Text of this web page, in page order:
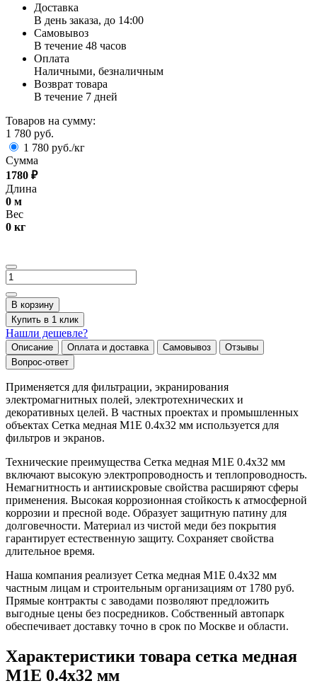
Доставка
В день заказа, до 14:00
Самовывоз
В течение 48 часов
Оплата
Наличными, безналичным
Возврат товара
В течение 7 дней
Товаров на сумму:
1 780 руб.
1 780 руб./кг
Сумма
1780 ₽
Длина
0 м
Вес
0 кг
В корзину
Купить в 1 клик
Нашли дешевле?
Описание Оплата и доставка Самовывоз
Отзывы
Вопрос-ответ
Применяется для фильтрации, экранирования
электромагнитных полей, электротехнических и
декоративных целей. В частных проектах и промышленных
объектах Сетка медная М1Е 0.4х32 мм используется для
фильтров и экранов.
Технические преимущества Сетка медная М1Е 0.4х32 мм
включают высокую электропроводность и теплопроводность.
Немагнитность и антиискровые свойства расширяют сферы
применения. Высокая коррозионная стойкость к атмосферной
коррозии и пресной воде. Образует защитную патину для
долговечности. Материал из чистой меди без покрытия
гарантирует естественную защиту. Сохраняет свойства
длительное время.
Наша компания реализует Сетка медная М1Е 0.4х32 мм
частным лицам и строительным организациям от 1780 руб.
Прямые контракты с заводами позволяют предложить
выгодные цены без посредников. Собственный автопарк
обеспечивает доставку точно в срок по Москве и области.
Характеристики товара сетка медная
М1Е 0.4х32 мм